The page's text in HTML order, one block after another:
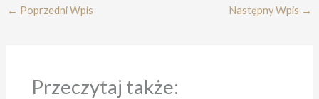
← Poprzedni Wpis Następny Wpis →
Przeczytaj także: